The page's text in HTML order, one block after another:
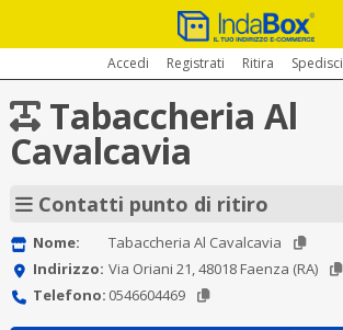
Accedi Registrati Ritira Spedisci
Tabaccheria Al
Cavalcavia
Contatti punto di ritiro
Nome:
Tabaccheria Al Cavalcavia
Indirizzo: Via Oriani 21, 48018 Faenza (RA)
Telefono: 0546604469